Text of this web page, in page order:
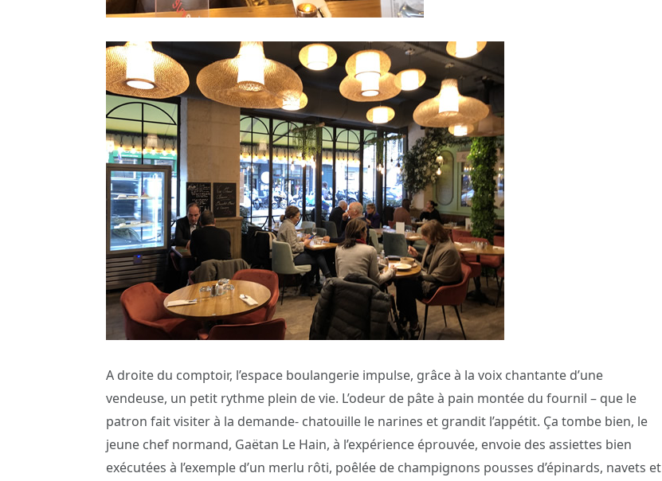
A droite du comptoir, l’espace boulangerie impulse, grâce à la voix chantante d’une
vendeuse, un petit rythme plein de vie. L’odeur de pâte à pain montée du fournil – que le
patron fait visiter à la demande- chatouille le narines et grandit l’appétit. Ça tombe bien, le
jeune chef normand, Gaëtan Le Hain, à l’expérience éprouvée, envoie des assiettes bien
exécutées à l’exemple d’un merlu rôti, poêlée de champignons pousses d’épinards, navets et